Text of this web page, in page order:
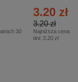
30
3.20 zł
3.20 zł
Najniższa cena z
dni: 3.20 zł